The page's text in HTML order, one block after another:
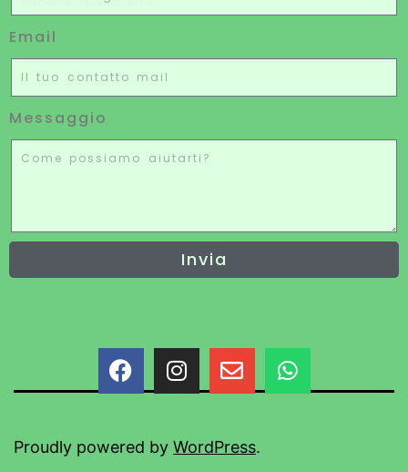
Email
Messaggio
Invia
Proudly powered by WordPress.